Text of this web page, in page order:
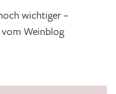
wichtiger –
vom Weinblog